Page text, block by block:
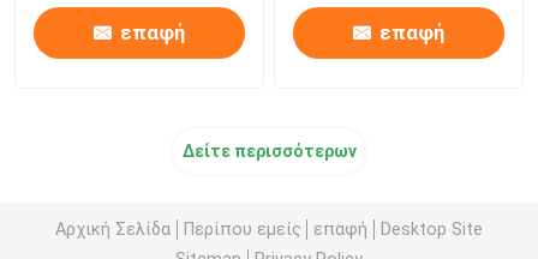
επαφή επαφή
Δείτε περισσότερων
Αρχική Σελίδα Περίπου εμείς επαφή
Desktop Site